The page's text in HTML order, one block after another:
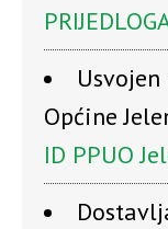
Općine
ID PPUO